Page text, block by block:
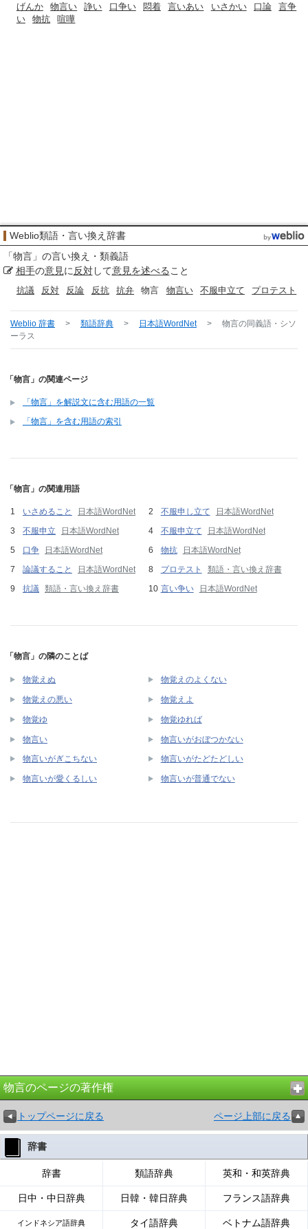
げんか
物言い 諍い 口争い 悶着 言いあい いさかい 口論
言争
い
物抗 喧嘩
Weblio類語・言い換え辞書
「物言 」の言い換え・類義語
相手の意見に 反対して意見を述べる こと
抗議 反対 反論 反抗 抗弁 物言 物言い 不服申立て プロテスト
Weblio 辞書 > 類語辞典 > 日本語WordNet > 物言の同義語・シソ
ーラス
「物言」の関連ページ
「物言」を解説文に含む用語の一覧
「物言」を含む用語の索引
「物言」の関連用語
いさめること 日本語WordNet 不服申し立て
日本語WordNet
不服申立
日本語WordNet 不服申立て
日本語WordNet
口争
日本語WordNet 物抗
日本語WordNet
論議すること
日本語WordNet プロテスト
類語・言い換え辞書
抗議 類語・言い換え辞書 言い争い 日本語WordNet
「物言」の隣のことば
物覚えぬ 物覚えのよくない
物覚えの悪い 物覚えよ
物覚ゆ 物覚ゆれば
物言い 物言いがおぼつかない
物言いがぎこちない 物言いがたどたどしい
物言いが愛くるしい 物言いが普通でない
物言のページの著作権
トップページに戻る ページ上部に戻る
辞書
辞書 類語辞典 英和・和英辞典
日中・中日辞典 日韓・韓日辞典 フランス語辞典
インドネシア語辞典 タイ語辞典 ベトナム語辞典